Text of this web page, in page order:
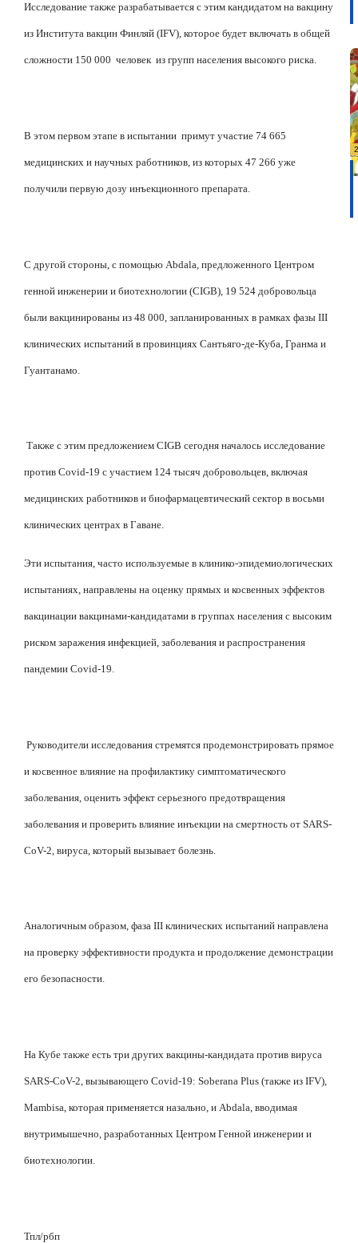
Исследование также разрабатывается с этим кандидатом на вакцину
из Института вакцин Финляй (IFV), которое будет включать в общей
сложности 150 000 человек из групп населения высокого риска.
В этом первом этапе в испытании примут участие 74 665
медицинских и научных работников, из которых 47 266 уже
получили первую дозу инъекционного препарата.
С другой стороны, с помощью Abdala, предложенного Центром
генной инженерии и биотехнологии (CIGB), 19 524 добровольца
были вакцинированы из 48 000, запланированных в рамках фазы III
клинических испытаний в провинциях Сантьяго-де-Куба, Гранма и
Гуантанамо.
Также с этим предложением CIGB сегодня началось исследование
против Covid-19 с участием 124 тысяч добровольцев, включая
медицинских работников и биофармацевтический сектор в восьми
клинических центрах в Гаване.
Эти испытания, часто используемые в клинико-эпидемиологических
испытаниях, направлены на оценку прямых и косвенных эффектов
вакцинации вакцинами-кандидатами в группах населения с высоким
риском заражения инфекцией, заболевания и распространения
пандемии Covid-19.
Руководители исследования стремятся продемонстрировать прямое
и косвенное влияние на профилактику симптоматического
заболевания, оценить эффект серьезного предотвращения
заболевания и проверить влияние инъекции на смертность от SARS-
CoV-2, вируса, который вызывает болезнь.
Аналогичным образом, фаза III клинических испытаний направлена
на проверку эффективности продукта и продолжение демонстрации
его безопасности.
На Кубе также есть три других вакцины-кандидата против вируса
SARS-CoV-2, вызывающего Covid-19: Soberana Plus (также из IFV),
Mambisa, которая применяется назально, и Abdala, вводимая
внутримышечно, разработанных Центром Генной инженерии и
биотехнологии.
Тпл/рбп